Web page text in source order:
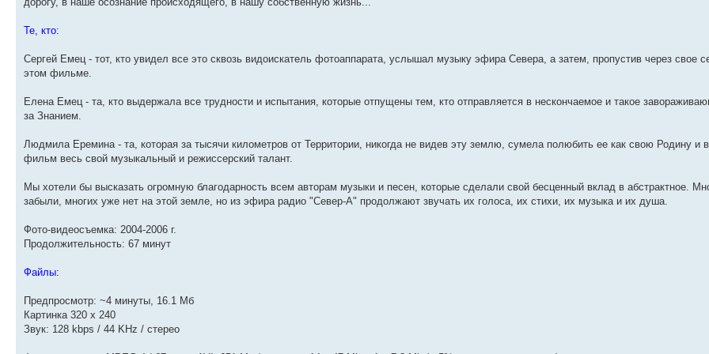
Те, кто:
Сергей Емец - тот, кто увидел все это сквозь видоискатель фотоаппарата, услышал музыку эфира Севера, а затем, пропустив через свое
этом фильме.
Елена Емец - та, кто выдержала все трудности и испытания, которые отпущены тем, кто отправляется в нескончаемое и такое
за Знанием.
Людмила Еремина - та, которая за тысячи километров от Территории, никогда не видев эту землю, сумела полюбить ее как свою Родину и
фильм весь свой музыкальный и режиссерский талант.
Мы хотели бы высказать огромную благодарность всем авторам музыки и песен, которые сделали свой бесценный вклад в абстрактное.
забыли, многих уже нет на этой земле, но из эфира радио "Север-А" продолжают звучать их голоса, их стихи, их музыка и их душа.
Фото-видеосъемка: 2004-2006 г.
Продолжительность: 67 минут
Файлы:
Предпросмотр: ~4 минуты, 16.1 Mб
Картинка 320 x 240
Звук: 128 kbps / 44 KHz / стерео